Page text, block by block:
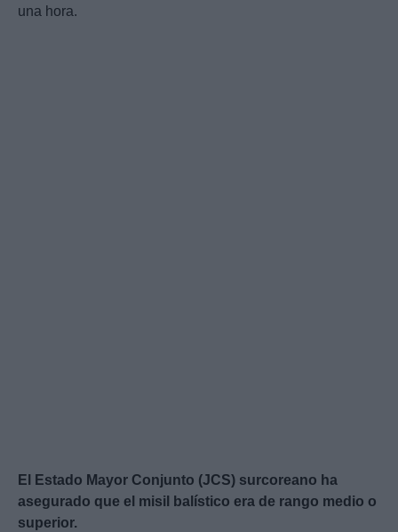
una hora.
El Estado Mayor Conjunto (JCS) surcoreano ha
asegurado que el misil balístico era de rango medio o
superior.